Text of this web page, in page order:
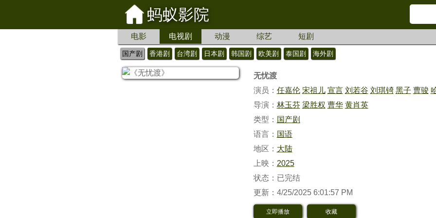
蚂蚁影院
电影 电视剧 动漫 综艺 短剧
国产剧 香港剧 台湾剧 日本剧 韩国剧 欧美剧 泰国剧 海外剧
无忧渡
演员： 任嘉伦 宋祖儿 宣言 刘若谷 刘琪锜 黑子 曹骏
导演： 林玉芬 梁胜权 曹华 黄肖英
类型： 国产剧
语言： 国语
地区： 大陆
上映： 2025
状态：已完结
更新：4/25/2025 6:01:57 PM
立即播放 收藏